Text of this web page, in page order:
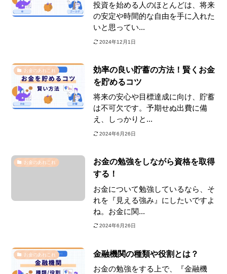
投資を始める人のほとんどは、将来
の安定や時間的な自由を手に入れた
いと思ってい...
2024年12月1日
お金のあれこれ
効率の良い貯蓄の方法！賢くお金
を貯めるコツ
将来の安心や目標達成に向け、貯蓄
は不可欠です。予期せぬ出費に備
え、しっかりと...
2024年6月26日
お金のあれこれ
お金の勉強をしながら資格を取得
する！
お金について勉強しているなら、そ
れを『見える強み』にしたいですよ
ね。お金に関...
2024年6月26日
お金のあれこれ 金融機関の種類や役割とは？
お金の勉強をする上で、『金融機